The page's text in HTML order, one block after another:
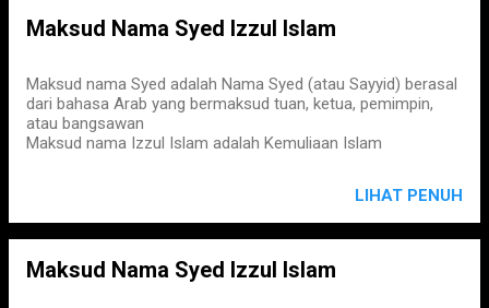
Maksud Nama Syed Izzul Islam
Maksud nama Syed adalah Nama Syed (atau Sayyid) berasal
dari bahasa Arab yang bermaksud tuan, ketua, pemimpin,
atau bangsawan
Maksud nama Izzul Islam adalah Kemuliaan Islam
LIHAT PENUH
Maksud Nama Syed Izzul Islam